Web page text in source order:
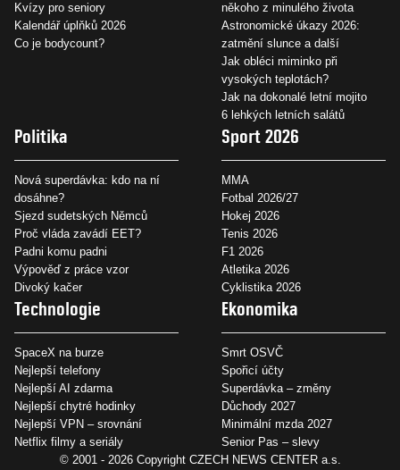
Kvízy pro seniory
Kalendář úplňků 2026
Co je bodycount?
někoho z minulého života
Astronomické úkazy 2026:
zatmění slunce a další
Jak obléci miminko při
vysokých teplotách?
Jak na dokonalé letní mojito
6 lehkých letních salátů
Politika
Nová superdávka: kdo na ní
dosáhne?
Sjezd sudetských Němců
Proč vláda zavádí EET?
Padni komu padni
Výpověď z práce vzor
Divoký kačer
Sport 2026
MMA
Fotbal 2026/27
Hokej 2026
Tenis 2026
F1 2026
Atletika 2026
Cyklistika 2026
Technologie
SpaceX na burze
Nejlepší telefony
Nejlepší AI zdarma
Nejlepší chytré hodinky
Nejlepší VPN – srovnání
Netflix filmy a seriály
Ekonomika
Smrt OSVČ
Spořicí účty
Superdávka – změny
Důchody 2027
Minimální mzda 2027
Senior Pas – slevy
© 2001 - 2026 Copyright CZECH NEWS CENTER a.s.